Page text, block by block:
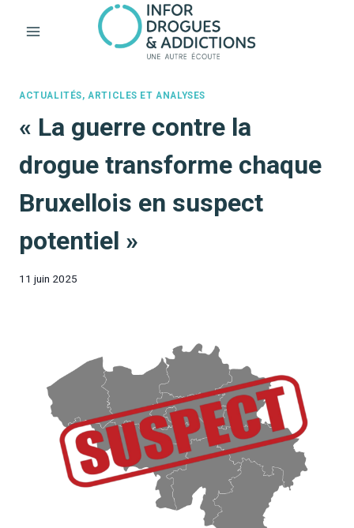
ACTUALITÉS, ARTICLES ET ANALYSES
« La guerre contre la
drogue transforme chaque
Bruxellois en suspect
potentiel »
11 juin 2025